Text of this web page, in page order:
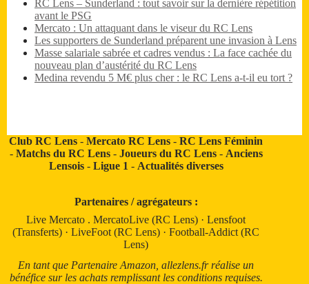
RC Lens – Sunderland : tout savoir sur la dernière répétition
avant le PSG
Mercato : Un attaquant dans le viseur du RC Lens
Les supporters de Sunderland préparent une invasion à Lens
Masse salariale sabrée et cadres vendus : La face cachée du
nouveau plan d’austérité du RC Lens
Medina revendu 5 M€ plus cher : le RC Lens a-t-il eu tort ?
Club RC Lens -Mercato RC Lens -RC Lens Féminin
- Matchs du RC Lens- Joueurs du RC Lens- Anciens
Lensois- Ligue 1 - Actualités diverses
Partenaires / agrégateurs :
Live Mercato .MercatoLive (RC Lens) ·Lensfoot
(Transferts) ·LiveFoot (RC Lens) ·Football-Addict (RC
Lens)
En tant que Partenaire Amazon, allezlens.fr réalise un
bénéfice sur les achats remplissant les conditions requises.